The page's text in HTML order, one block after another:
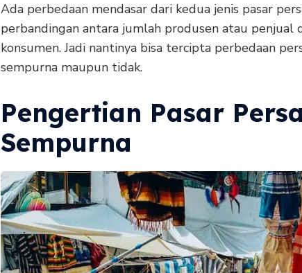
Ada perbedaan mendasar dari kedua jenis pasar
perbandingan antara jumlah produsen atau penjual
konsumen. Jadi nantinya bisa tercipta perbedaan
sempurna maupun tidak.
Pengertian Pasar
Sempurna